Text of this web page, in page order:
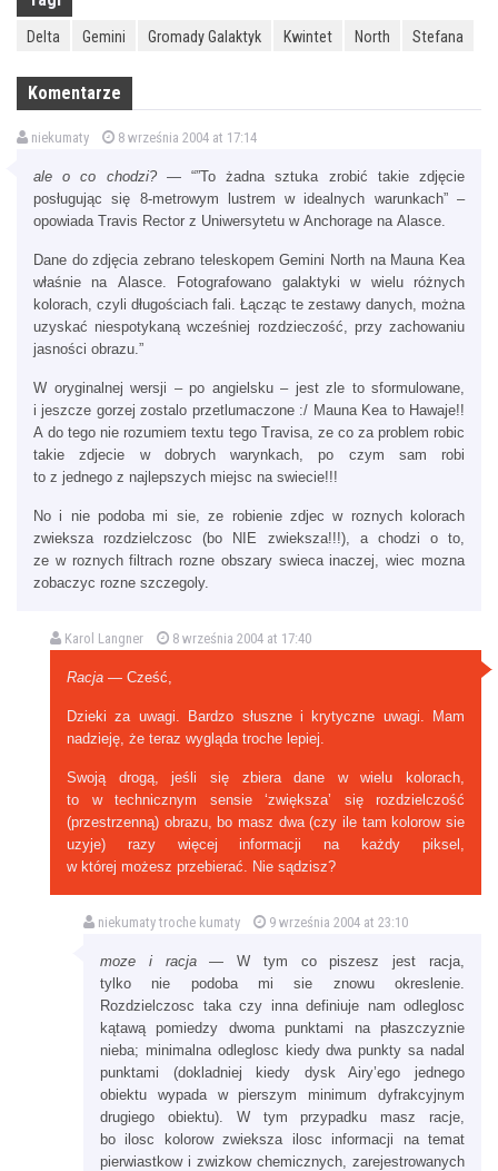
Delta Gemini Gromady Galaktyk Kwintet North Stefana
Komentarze
niekumaty 8 września 2004 at 17:14
ale o co chodzi?— “”To żadna sztuka zrobić takie zdjęcie
posługując się 8-metrowym lustrem w idealnych warunkach” –
opowiada Travis Rector z Uniwersytetu w Anchorage na Alasce.
Dane do zdjęcia zebrano teleskopem Gemini North na Mauna Kea
właśnie na Alasce. Fotografowano galaktyki w wielu różnych
kolorach, czyli długościach fali. Łącząc te zestawy danych, można
uzyskać niespotykaną wcześniej rozdzieczość, przy zachowaniu
jasności obrazu.”
W oryginalnej wersji – po angielsku – jest zle to sformulowane,
i jeszcze gorzej zostalo przetlumaczone :/ Mauna Kea to Hawaje!!
A do tego nie rozumiem textu tego Travisa, ze co za problem robic
takie zdjecie w dobrych warynkach, po czym sam robi
to z jednego z najlepszych miejsc na swiecie!!!
No i nie podoba mi sie, ze robienie zdjec w roznych kolorach
zwieksza rozdzielczosc (bo NIE zwieksza!!!), a chodzi o to,
ze w roznych filtrach rozne obszary swieca inaczej, wiec mozna
zobaczyc rozne szczegoly.
Karol Langner 8 września 2004 at 17:40
Racja — Cześć,
Dzieki za uwagi. Bardzo słuszne i krytyczne uwagi. Mam
nadzieję, że teraz wygląda troche lepiej.
Swoją drogą, jeśli się zbiera dane w wielu kolorach,
to w technicznym sensie ‘zwiększa’ się rozdzielczość
(przestrzenną) obrazu, bo masz dwa (czy ile tam kolorow sie
uzyje) razy więcej informacji na każdy piksel,
w której możesz przebierać. Nie sądzisz?
niekumaty troche kumaty 9 września 2004 at 23:10
moze i racja— W tym co piszesz jest racja,
tylko nie podoba mi sie znowu okreslenie.
Rozdzielczosc taka czy inna definiuje nam odleglosc
kątawą pomiedzy dwoma punktami na płaszczyznie
nieba; minimalna odleglosc kiedy dwa punkty sa nadal
punktami (dokladniej kiedy dysk Airy’ego jednego
obiektu wypada w pierszym minimum dyfrakcyjnym
drugiego obiektu). W tym przypadku masz racje,
bo ilosc kolorow zwieksza ilosc informacji na temat
pierwiastkow i zwizkow chemicznych, zarejestrowanych